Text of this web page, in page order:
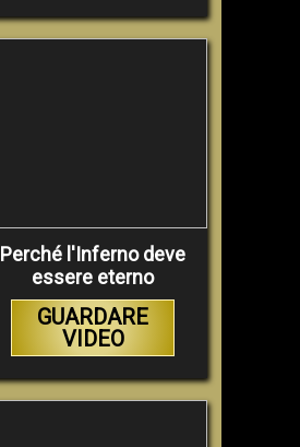
Perché l'Inferno deve
essere eterno
GUARDARE
VIDEO